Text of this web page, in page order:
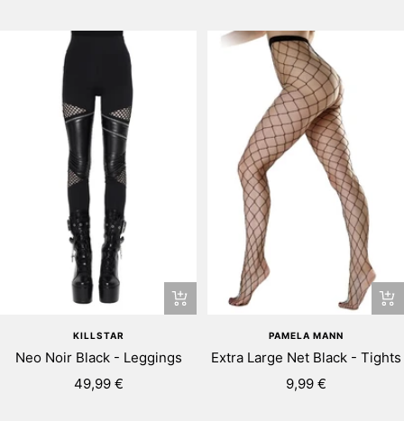
Snabbtitta
KILLSTAR
Neo Noir Black - Leggings
Rea-
49,99 €
+
till
PAMELA MANN
Extra Large Net Black - Tights
Rea-
9,99 €